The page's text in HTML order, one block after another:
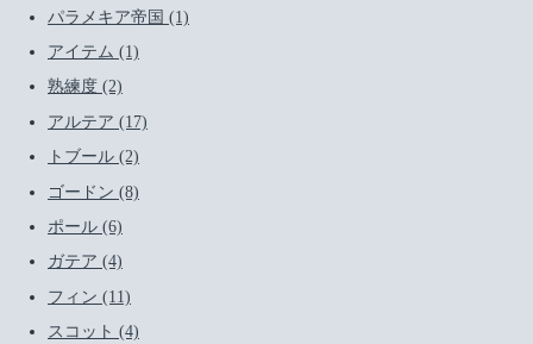
パラメキア帝国 (1)
アイテム (1)
熟練度 (2)
アルテア (17)
トブール (2)
ゴードン (8)
ポール (6)
ガテア (4)
フィン (11)
スコット (4)